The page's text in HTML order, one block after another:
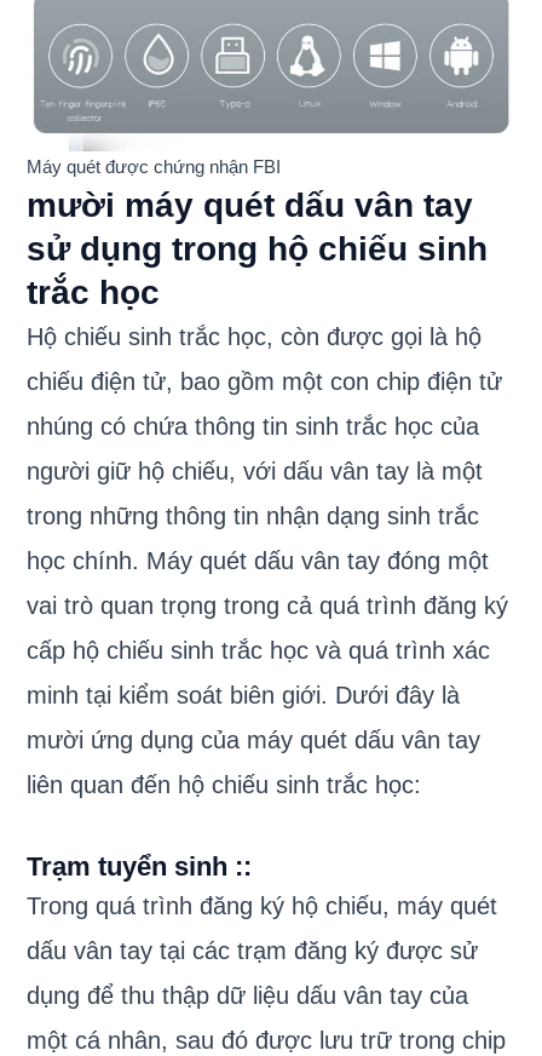
Máy quét được chứng nhận FBI
mười máy quét dấu vân tay
sử dụng trong hộ chiếu sinh
trắc học
Hộ chiếu sinh trắc học, còn được gọi là hộ
chiếu điện tử, bao gồm một con chip điện tử
nhúng có chứa thông tin sinh trắc học của
người giữ hộ chiếu, với dấu vân tay là một
trong những thông tin nhận dạng sinh trắc
học chính. Máy quét dấu vân tay đóng một
vai trò quan trọng trong cả quá trình đăng ký
cấp hộ chiếu sinh trắc học và quá trình xác
minh tại kiểm soát biên giới. Dưới đây là
mười ứng dụng của máy quét dấu vân tay
liên quan đến hộ chiếu sinh trắc học:
Trạm tuyển sinh ::
Trong quá trình đăng ký hộ chiếu, máy quét
dấu vân tay tại các trạm đăng ký được sử
dụng để thu thập dữ liệu dấu vân tay của
một cá nhân, sau đó được lưu trữ trong chip